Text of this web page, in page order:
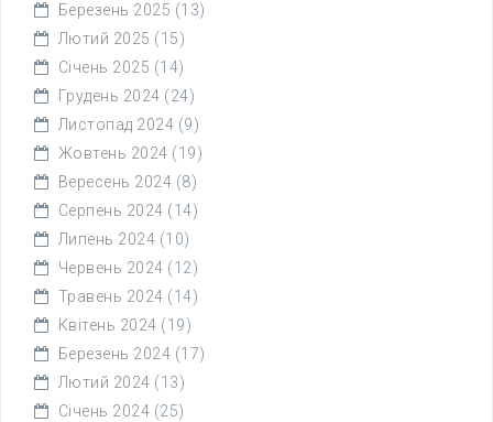
Березень 2025 (13)
Лютий 2025 (15)
Січень 2025 (14)
Грудень 2024 (24)
Листопад 2024 (9)
Жовтень 2024 (19)
Вересень 2024 (8)
Серпень 2024 (14)
Липень 2024 (10)
Червень 2024 (12)
Травень 2024 (14)
Квітень 2024 (19)
Березень 2024 (17)
Лютий 2024 (13)
Січень 2024 (25)